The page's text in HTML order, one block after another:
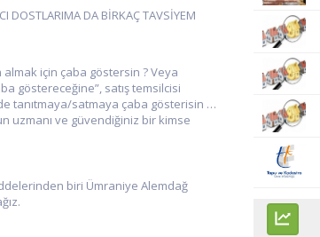
DA BİRKAÇ TAVSİYEM
almak için çaba göstersin ? Veya
göstereceğine”, satış temsilcisi
tanıtmaya/satmaya çaba gösterisin …
uzmanı ve güvendiğiniz bir kimse
biri Ümraniye Alemdağ